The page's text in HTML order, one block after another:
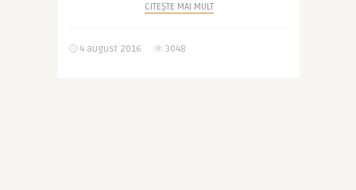
CITEȘTE MAI MULT
4 august 2016 3048